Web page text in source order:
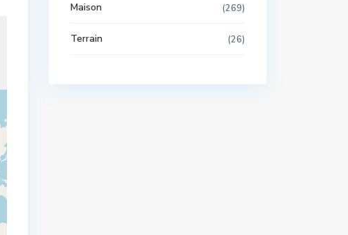
Maison (269)
Terrain (26)